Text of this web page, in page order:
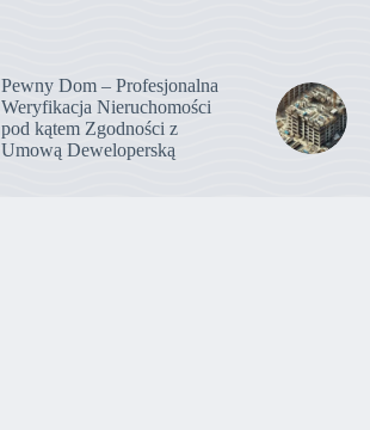
Pewny Dom – Profesjonalna
Weryfikacja Nieruchomości
pod kątem Zgodności z
Umową Deweloperską